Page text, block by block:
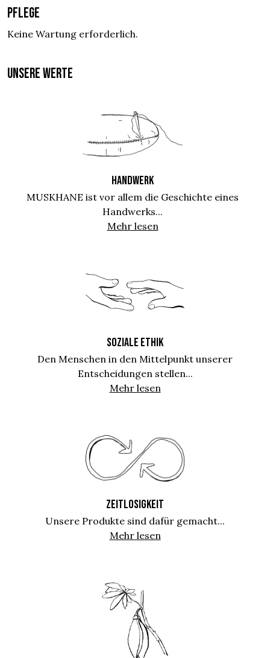
Pflege
Keine Wartung erforderlich.
UNSERE WERTE
HANDWERK
MUSKHANE ist vor allem die Geschichte eines
Handwerks...
Mehr lesen
SOZIALE ETHIK
Den Menschen in den Mittelpunkt unserer
Entscheidungen stellen...
Mehr lesen
ZEITLOSIGKEIT
Unsere Produkte sind dafür gemacht...
Mehr lesen